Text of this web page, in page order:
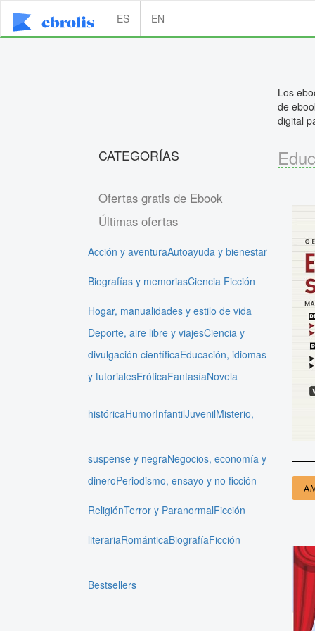
ES EN
Los
de
digital
CATEGORÍAS
Ofertas gratis de Ebook
Últimas ofertas
Acción y aventuraAutoayuda y bienestar
Biografías y memoriasCiencia Ficción
Hogar, manualidades y estilo de vida
Deporte, aire libre y viajesCiencia y
divulgación científicaEducación, idiomas
y tutorialesEróticaFantasíaNovela
históricaHumorInfantilJuvenilMisterio,
suspense y negraNegocios, economía y
dineroPeriodismo, ensayo y no ficción
ReligiónTerror y ParanormalFicción
literariaRománticaBiografíaFicción
Bestsellers